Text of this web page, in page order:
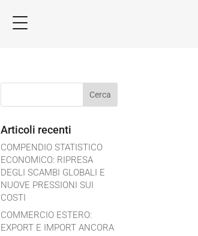
Articoli recenti
COMPENDIO STATISTICO
ECONOMICO: RIPRESA
DEGLI SCAMBI GLOBALI E
NUOVE PRESSIONI SUI
COSTI
COMMERCIO ESTERO:
EXPORT E IMPORT ANCORA